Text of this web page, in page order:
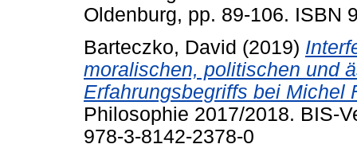
Oldenburg, pp. 89-106. ISBN
Barteczko, David (2019)
moralischen, politischen und
Erfahrungsbegriffs bei Michel
Philosophie 2017/2018. BIS-
978-3-8142-2378-0